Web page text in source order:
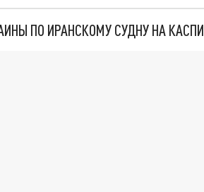
ПО ИРАНСКОМУ СУДНУ НА